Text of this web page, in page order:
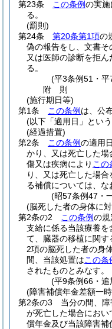
第23条
この条例の実
る。
(罰則)
第24条
第20条第1項の
偽の報告をし、文書そ
又は医師の診断を拒
る。
(平3条例51・
附 則
(施行期日等)
第1条
この条例 は、公
(以下「適用日」とい
(経過措置)
第2条
この条例の適用
かり、又は死亡した場
傷又は疾病により この
り、又は死亡した場合
る補償については、な
(昭57条例47・
(脳死した者の身体に
第2条の2
この条例の規
支給に係る当該療養を
て、臓器の移植に関す
2項の脳死した者の身
間、当該処置はこの条
されたものとみなす。
(平9条例66・追
(障害補償年金差額一
第2条の3
当分の間、
が死亡した場合にお
償年金及び当該障害